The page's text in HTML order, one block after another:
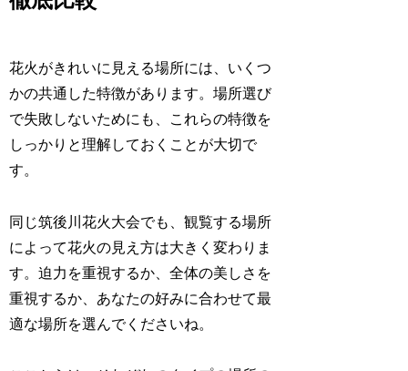
花火がきれいに見える場所には、いくつ
かの共通した特徴があります。場所選び
で失敗しないためにも、これらの特徴を
しっかりと理解しておくことが大切で
す。
同じ筑後川花火大会でも、観覧する場所
によって花火の見え方は大きく変わりま
す。迫力を重視するか、全体の美しさを
重視するか、あなたの好みに合わせて最
適な場所を選んでくださいね。